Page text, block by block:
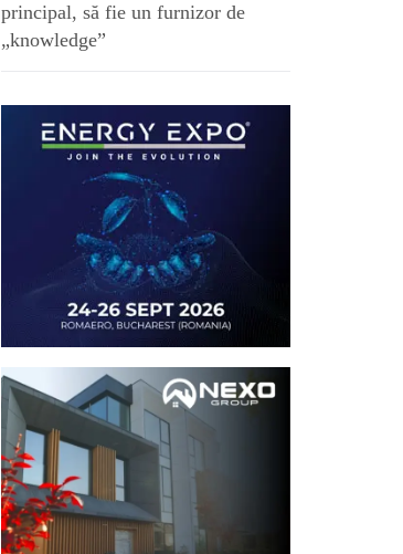
principal, să fie un furnizor de
„knowledge”